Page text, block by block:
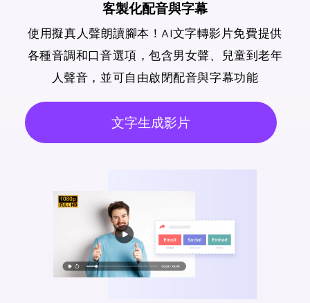
客製化配音與字幕
使用擬真人聲朗讀腳本！AI文字轉影片免費提供
各種音調和口音選項，包含男女聲、兒童到老年
人聲音，並可自由啟閉配音與字幕功能
文字生成影片